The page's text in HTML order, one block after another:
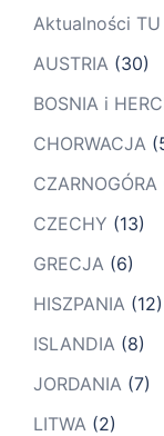
Aktualności TU
AUSTRIA (30)
BOSNIA i
CHORWACJA
CZARNOGÓRA
CZECHY (13)
GRECJA (6)
HISZPANIA (12)
ISLANDIA (8)
JORDANIA (7)
LITWA (2)